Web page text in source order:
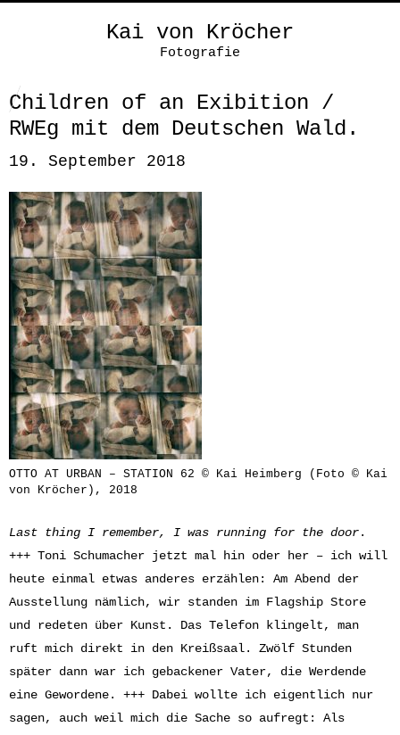
Kai von Kröcher
Fotografie
Children of an Exibition /
RWEg mit dem Deutschen Wald.
19. September 2018
OTTO AT URBAN – STATION 62 © Kai Heimberg (Foto © Kai
von Kröcher), 2018
Last thing I remember, I was running for the door.
+++ Toni Schumacher jetzt mal hin oder her – ich will
heute einmal etwas anderes erzählen: Am Abend der
Ausstellung nämlich, wir standen im Flagship Store
und redeten über Kunst. Das Telefon klingelt, man
ruft mich direkt in den Kreißsaal. Zwölf Stunden
später dann war ich gebackener Vater, die Werdende
eine Gewordene. +++ Dabei wollte ich eigentlich nur
sagen, auch weil mich die Sache so aufregt: Als